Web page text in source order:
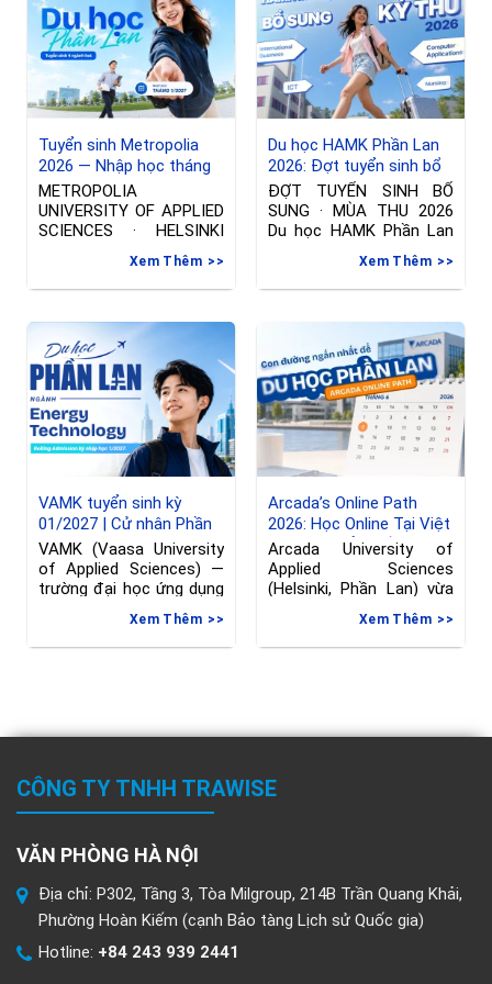
chọn Haaga-Helia?✅ #1
ĐH
Tuyển sinh Metropolia
2026 — Nhập học tháng
01/2027 tại Phần Lan
METROPOLIA
UNIVERSITY OF APPLIED
SCIENCES · HELSINKI
Đợt tuyển sinh riêng —
Nhập học thángXem Thêm
Du học HAMK Phần Lan
2026: Đợt tuyển sinh bổ
sung ngành International
Business & Công nghệ
thông tin
ĐỢT TUYỂN SINH BỔ
SUNG · MÙA THU 2026
Du học HAMK Phần Lan
Xem Thêm
VAMK tuyển sinh kỳ
01/2027 | Cử nhân Phần
Lan ngành Kỹ thuật
VAMK (Vaasa University
of Applied Sciences) —
trường đại học ứng dụng
Xem Thêm
Arcada’s Online Path
2026: Học Online Tại Việt
Nam, Chuyển Tiếp Sang
Phần Lan, hạn đăng ký
đến 08/06/2026
Arcada University of
Applied Sciences
(Helsinki, Phần Lan) vừa
gia hạn deadline nộp đơn
Xem Thêm
CÔNG TY TNHH TRAWISE
VĂN PHÒNG HÀ NỘI
Địa chỉ: P302, Tầng 3, Tòa Milgroup, 214B Trần Quang Khải,
Phường Hoàn Kiếm (cạnh Bảo tàng Lịch sử Quốc gia)
Hotline: +84 243 939 2441